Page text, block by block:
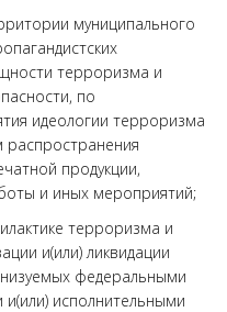
муниципального
терроризма и
по
идеологии терроризма
распространения
продукции,
и иных мероприятий;
терроризма и
и(или) ликвидации
федеральными
исполнительными